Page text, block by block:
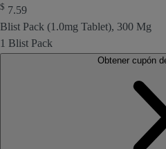
$ 7.59
Blist Pack (1.0mg Tablet), 300 Mg
1 Blist Pack